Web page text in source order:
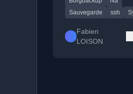
Sauvegarde
ssh
Fabien
LOISON